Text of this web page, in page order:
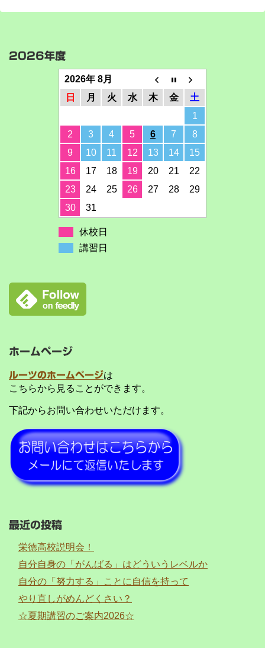
2026年度
2026年 8月
日
月 火 水 木 金
土
1
2
3 4 5 6 7
8
9
10 11 12 13 14
15
16
17 18 19 20 21
22
23
24 25 26 27 28
29
30
31
休校日
講習日
ホームページ
ルーツのホームページは
こちらから見ることができます。
下記からお問い合わせいただけます。
最近の投稿
栄徳高校説明会！
自分自身の「がんばる」はどういうレベルか
自分の「努力する」ことに自信を持って
やり直しがめんどくさい？
☆夏期講習のご案内2026☆